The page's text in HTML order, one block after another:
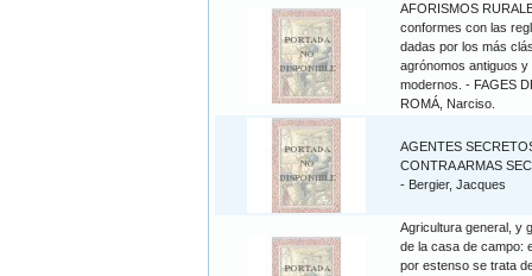
AFORISMOS
conformes con las
dadas por los más
agrónomos antiguos y
modernos. - FAGES
ROMÁ, Narciso.
AGENTES
CONTRA ARMAS
- Bergier, Jacques
Agricultura general, y
de la casa de campo:
por estenso se trata